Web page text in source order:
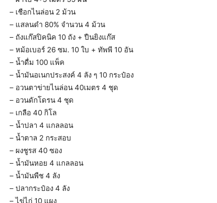
– เชือกไนล่อน 2 ม้วน
– แสลนดำ 80% จำนวน 4 ม้วน
– ถังแก๊สปิคนิค 10 ถัง + ปืนยิงแก๊ส
– หม้อเบอร์ 26 ซม. 10 ใบ + ทัพพี 10 อัน
– น้ำดื่ม 100 แพ็ค
– น้ำมันอเนกประสงค์ 4 ลัง ๆ 10 กระป๋อง
– อวนตาข่ายไนล่อน 40เมตร 4 ชุด
– อวนดักโดรน 4 ชุด
– เกลือ 40 กิโล
– น้ำปลา 4 แกลลอน
– น้ำตาล 2 กระสอบ
– ผงชูรส 40 ซอง
– น้ำมันหอย 4 แกลลอน
– น้ำมันพืช 4 ลัง
– ปลากระป๋อง 4 ลัง
– ไข่ไก่ 10 แผง